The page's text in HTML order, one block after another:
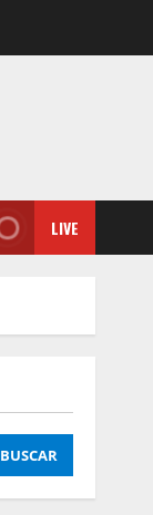
LIVE
BUSCAR